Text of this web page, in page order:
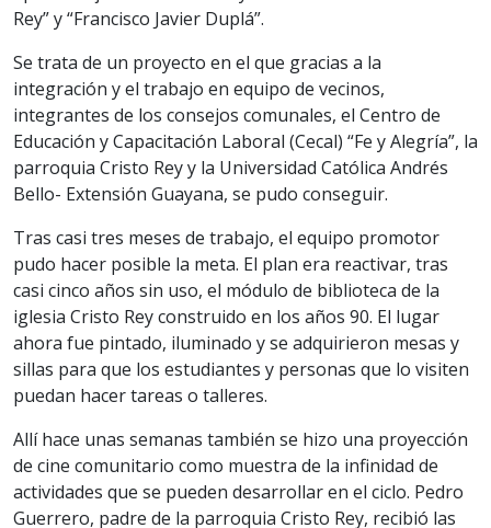
Rey” y “Francisco Javier Duplá”.
Se trata de un proyecto en el que gracias a la
integración y el trabajo en equipo de vecinos,
integrantes de los consejos comunales, el Centro de
Educación y Capacitación Laboral (Cecal) “Fe y Alegría”, la
parroquia Cristo Rey y la Universidad Católica Andrés
Bello- Extensión Guayana, se pudo conseguir.
Tras casi tres meses de trabajo, el equipo promotor
pudo hacer posible la meta. El plan era reactivar, tras
casi cinco años sin uso, el módulo de biblioteca de la
iglesia Cristo Rey construido en los años 90. El lugar
ahora fue pintado, iluminado y se adquirieron mesas y
sillas para que los estudiantes y personas que lo visiten
puedan hacer tareas o talleres.
Allí hace unas semanas también se hizo una proyección
de cine comunitario como muestra de la infinidad de
actividades que se pueden desarrollar en el ciclo. Pedro
Guerrero, padre de la parroquia Cristo Rey, recibió las